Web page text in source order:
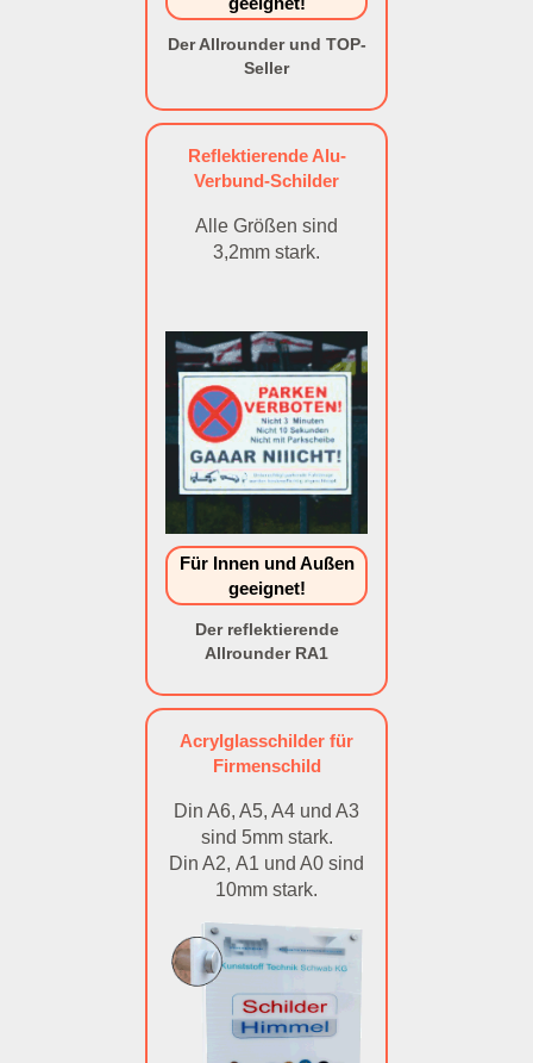
Der Allrounder und TOP-
Seller
Reflektierende Alu-
Verbund-Schilder
Alle Größen sind
3,2mm stark.
Für Innen und Außen
geeignet!
Der reflektierende
Allrounder RA1
Acrylglasschilder für
Firmenschild
Din A6, A5, A4 und A3
sind 5mm stark.
Din A2, A1 und A0 sind
10mm stark.